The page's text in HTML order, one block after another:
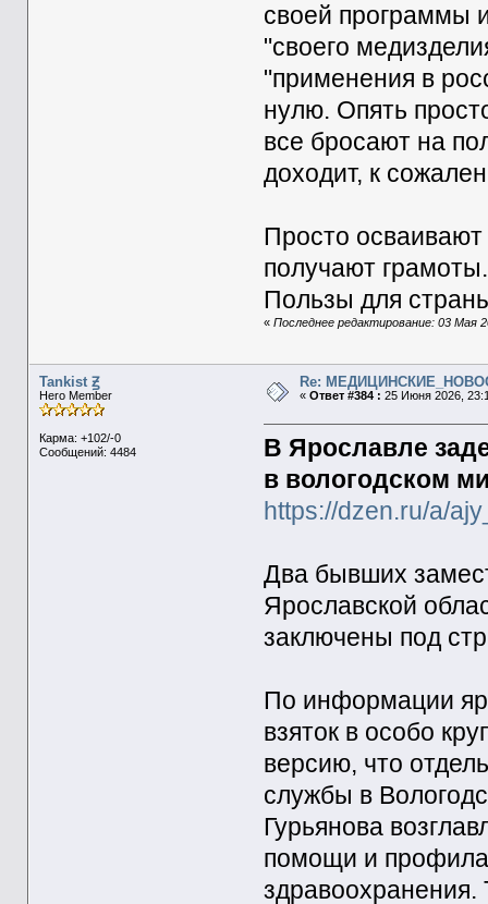
своей программы
"своего
"применения в
нулю. Опять
все бросают на
доходит, к
Просто осваивают
получают
Пользы для
«Последнее редактирование: 03 Мая
Tankist Ꙃ
Hero Member
Карма: +102/-0
Сообщений: 4484
Re:
« Ответ #384 : 25 Июня 2026,
В Ярославле
в вологодском
https://dzen.ru/a/
Два бывших
Ярославской
заключены под
По информации
взяток в особо
версию, что
службы в
Гурьянова
помощи и
здравоохранения.